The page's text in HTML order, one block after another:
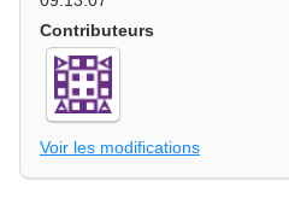
Contributeurs
Voir les modifications